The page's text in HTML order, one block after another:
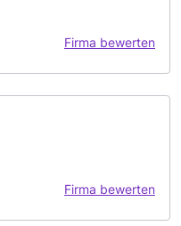
Firma bewerten
Firma bewerten